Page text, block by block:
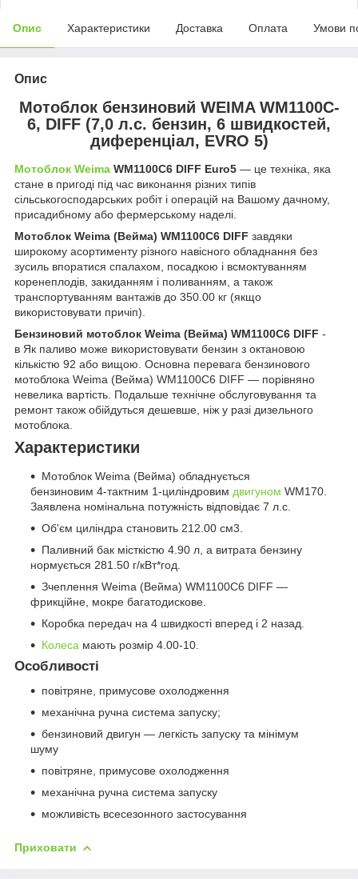
Опис Характеристики Доставка Оплата Умови
Опис
Мотоблок бензиновий WEIMA WM1100C-
6, DIFF (7,0 л.с. бензин, 6 швидкостей,
диференціал, EVRO 5)
Мотоблок Weima WM1100C6 DIFF Euro5 — це техніка, яка
стане в пригоді під час виконання різних типів
сільськогосподарських робіт і операцій на Вашому дачному,
присадибному або фермерському наделі.
Мотоблок Weima (Вейма) WM1100C6 DIFF завдяки
широкому асортименту різного навісного обладнання без
зусиль впоратися спалахом, посадкою і всмоктуванням
коренеплодів, закиданням і поливанням, а також
транспортуванням вантажів до 350.00 кг (якщо
використовувати причіп).
Бензиновий мотоблок Weima (Вейма) WM1100C6 DIFF -
в Як паливо може використовувати бензин з октановою
кількістю 92 або вищою. Основна перевага бензинового
мотоблока Weima (Вейма) WM1100C6 DIFF — порівняно
невелика вартість. Подальше технічне обслуговування та
ремонт також обійдуться дешевше, ніж у разі дизельного
мотоблока.
Характеристики
Мотоблок Weima (Вейма) обладнується
бензиновим 4-тактним 1-циліндровим двигуном WM170.
Заявлена номінальна потужність відповідає 7 л.с.
Об'єм циліндра становить 212.00 см3.
Паливний бак місткістю 4.90 л, а витрата бензину
нормується 281.50 г/кВт*год.
Зчеплення Weima (Вейма) WM1100C6 DIFF —
фрикційне, мокре багатодискове.
Коробка передач на 4 швидкості вперед і 2 назад.
Колеса мають розмір 4.00-10.
Особливості
повітряне, примусове охолодження
механічна ручна система запуску;
бензиновий двигун — легкість запуску та мінімум
шуму
повітряне, примусове охолодження
механічна ручна система запуску
можливість всесезонного застосування
Приховати